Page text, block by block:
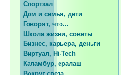
Спортзал
Дом и семья, дети
Говорят, что...
Школа жизни, советы
Бизнес, карьера, деньги
Виртуал, Hi-Tech
Каламбур, ералаш
Вокруг света